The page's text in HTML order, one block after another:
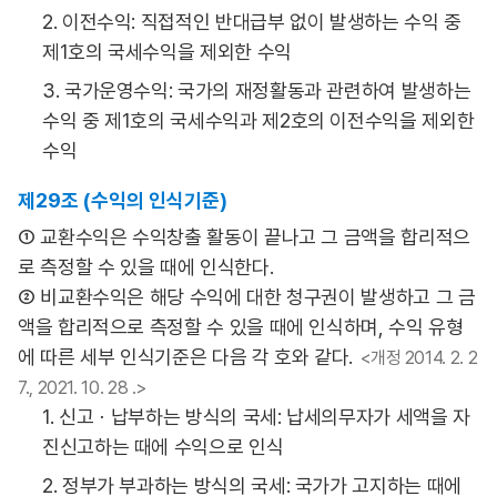
2. 이전수익: 직접적인 반대급부 없이 발생하는 수익 중
제1호의 국세수익을 제외한 수익
3. 국가운영수익: 국가의 재정활동과 관련하여 발생하는
수익 중 제1호의 국세수익과 제2호의 이전수익을 제외한
수익
제29조 (수익의 인식기준)
① 교환수익은 수익창출 활동이 끝나고 그 금액을 합리적으
로 측정할 수 있을 때에 인식한다.
② 비교환수익은 해당 수익에 대한 청구권이 발생하고 그 금
액을 합리적으로 측정할 수 있을 때에 인식하며, 수익 유형
에 따른 세부 인식기준은 다음 각 호와 같다. <개정 2014. 2. 2
7., 2021. 10. 28 .>
1. 신고ㆍ납부하는 방식의 국세: 납세의무자가 세액을 자
진신고하는 때에 수익으로 인식
2. 정부가 부과하는 방식의 국세: 국가가 고지하는 때에